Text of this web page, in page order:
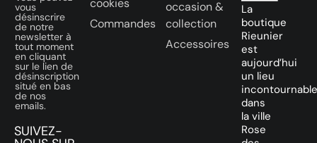
vous
désinscrire
de notre
newsletter à
tout moment
en cliquant
sur le lien de
désinscription
situé en bas
de nos
emails.
SUIVEZ-
cookies
Commandes
occasion &
collection
Accessoires
La
boutique
Rieunier
est
aujourd’hui
un lieu
incontournable
dans
la ville
Rose